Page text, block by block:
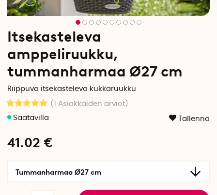
Itsekasteleva
amppeliruukku,
tummanharmaa Ø27 cm
Riippuva itsekasteleva kukkaruukku
(1 Asiakkaiden arviot )
Tallenna
41.02 €
Tummanharmaa Ø27 cm